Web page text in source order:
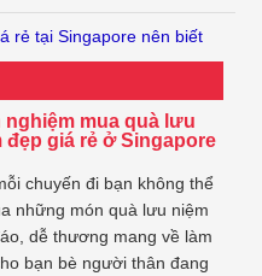
rẻ tại Singapore nên biết
nghiệm mua quà lưu
đẹp giá rẻ ở Singapore
chuyến đi bạn không thể
những món quà lưu niệm
dễ thương mang về làm
bạn bè người thân đang